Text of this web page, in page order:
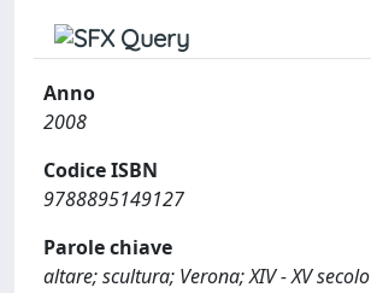
Anno
2008
Codice ISBN
9788895149127
Parole chiave
altare; scultura; Verona; XIV - XV secolo